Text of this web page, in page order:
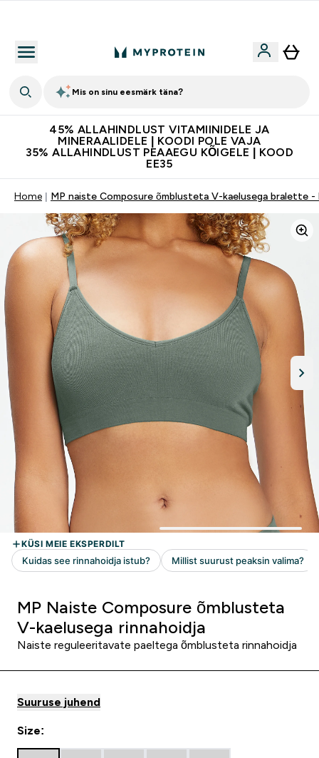
Mis on sinu eesmärk täna?
45% ALLAHINDLUST VITAMIINIDELE JA
MINERAALIDELE | KOODI POLE VAJA
35% ALLAHINDLUST PEAAEGU KÕIGELE | KOOD
EE35
Home MP naiste Composure õmblusteta V-kaelusega bralette -
MP Naiste Composure õmblusteta
V-kaelusega rinnahoidja
Naiste reguleeritavate paeltega õmblusteta rinnahoidja
Suuruse juhend
Size: